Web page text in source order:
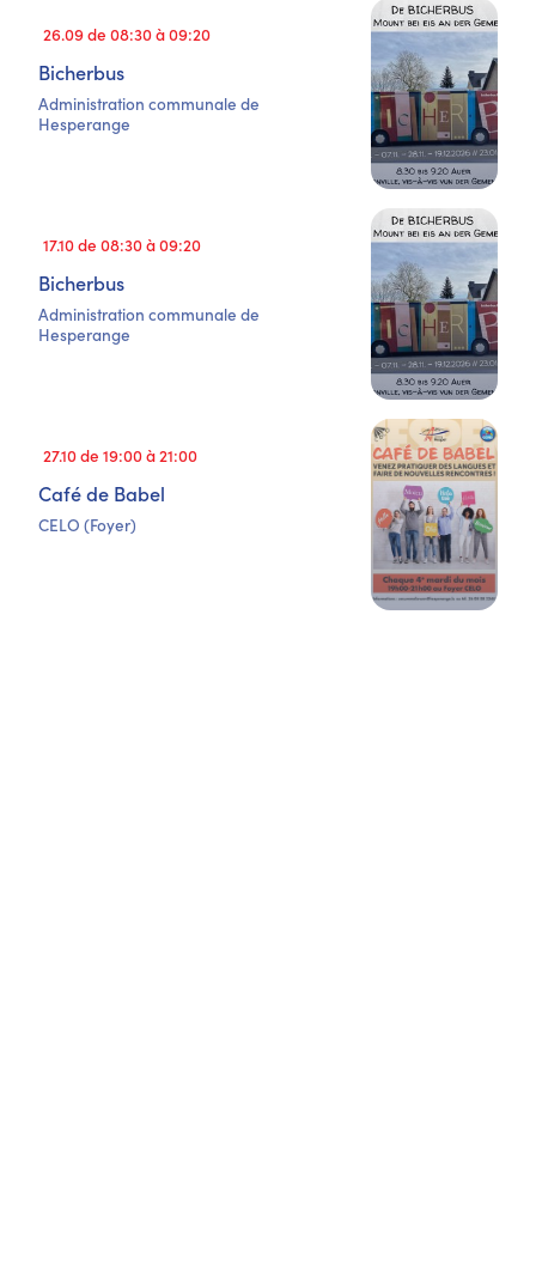
26.09 de 08:30 à 09:20
Bicherbus
Administration communale de
Hesperange
17.10 de 08:30 à 09:20
Bicherbus
Administration communale de
Hesperange
27.10 de 19:00 à 21:00
Café de Babel
CELO (Foyer)